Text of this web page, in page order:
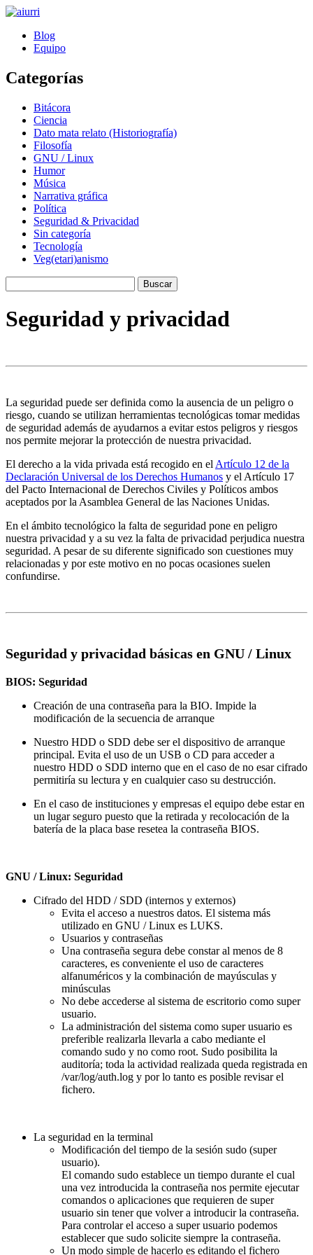
aiurri
Blog
Equipo
Categorías
Bitácora
Ciencia
Dato mata relato (Historiografía)
Filosofía
GNU / Linux
Humor
Música
Narrativa gráfica
Política
Seguridad & Privacidad
Sin categoría
Tecnología
Veg(etari)anismo
Seguridad y privacidad
La seguridad puede ser definida como la ausencia de un peligro o
riesgo, cuando se utilizan herramientas tecnológicas tomar medidas
de seguridad además de ayudarnos a evitar estos peligros y riesgos
nos permite mejorar la protección de nuestra privacidad.
El derecho a la vida privada está recogido en el Artículo 12 de la
Declaración Universal de los Derechos Humanos y el Artículo 17
del Pacto Internacional de Derechos Civiles y Políticos ambos
aceptados por la Asamblea General de las Naciones Unidas.
En el ámbito tecnológico la falta de seguridad pone en peligro
nuestra privacidad y a su vez la falta de privacidad perjudica nuestra
seguridad. A pesar de su diferente significado son cuestiones muy
relacionadas y por este motivo en no pocas ocasiones suelen
confundirse.
Seguridad y privacidad básicas en GNU / Linux
BIOS: Seguridad
Creación de una contraseña para la BIO. Impide la
modificación de la secuencia de arranque
Nuestro HDD o SDD debe ser el dispositivo de arranque
principal. Evita el uso de un USB o CD para acceder a
nuestro HDD o SDD interno que en el caso de no esar cifrado
permitiría su lectura y en cualquier caso su destrucción.
En el caso de instituciones y empresas el equipo debe estar en
un lugar seguro puesto que la retirada y recolocación de la
batería de la placa base resetea la contraseña BIOS.
GNU / Linux: Seguridad
Cifrado del HDD / SDD (internos y externos)
Evita el acceso a nuestros datos. El sistema más
utilizado en GNU / Linux es LUKS.
Usuarios y contraseñas
Una contraseña segura debe constar al menos de 8
caracteres, es conveniente el uso de caracteres
alfanuméricos y la combinación de mayúsculas y
minúsculas
No debe accederse al sistema de escritorio como super
usuario.
La administración del sistema como super usuario es
preferible realizarla llevarla a cabo mediante el
comando sudo y no como root. Sudo posibilita la
auditoría; toda la actividad realizada queda registrada en
/var/log/auth.log y por lo tanto es posible revisar el
fichero.
La seguridad en la terminal
Modificación del tiempo de la sesión sudo (super
usuario).
El comando sudo establece un tiempo durante el cual
una vez introducida la contraseña nos permite ejecutar
comandos o aplicaciones que requieren de super
usuario sin tener que volver a introducir la contraseña.
Para controlar el acceso a super usuario podemos
establecer que sudo solicite siempre la contraseña.
Un modo simple de hacerlo es editando el fichero